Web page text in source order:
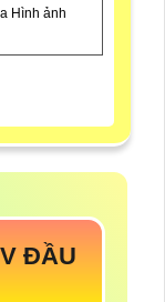
Hình ảnh
ĐẦU